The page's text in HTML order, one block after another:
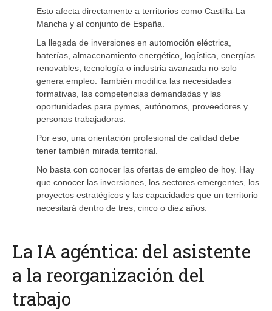
Esto afecta directamente a territorios como Castilla-La
Mancha y al conjunto de España.
La llegada de inversiones en automoción eléctrica,
baterías, almacenamiento energético, logística, energías
renovables, tecnología o industria avanzada no solo
genera empleo. También modifica las necesidades
formativas, las competencias demandadas y las
oportunidades para pymes, autónomos, proveedores y
personas trabajadoras.
Por eso, una orientación profesional de calidad debe
tener también mirada territorial.
No basta con conocer las ofertas de empleo de hoy. Hay
que conocer las inversiones, los sectores emergentes, los
proyectos estratégicos y las capacidades que un territorio
necesitará dentro de tres, cinco o diez años.
La IA agéntica: del asistente
a la reorganización del
trabajo